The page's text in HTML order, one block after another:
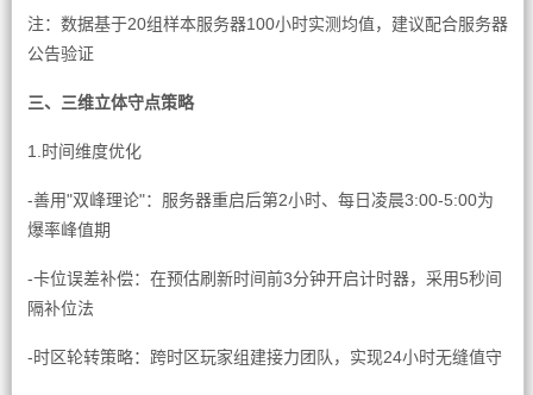
注：数据基于20组样本服务器100小时实测均值，建议配合服务器
公告验证
三、三维立体守点策略
1.时间维度优化
-善用"双峰理论"：服务器重启后第2小时、每日凌晨3:00-5:00为
爆率峰值期
-卡位误差补偿：在预估刷新时间前3分钟开启计时器，采用5秒间
隔补位法
-时区轮转策略：跨时区玩家组建接力团队，实现24小时无缝值守